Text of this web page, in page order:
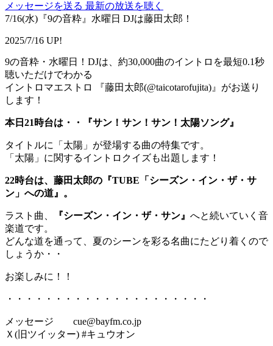
メッセージを送る 最新の放送を聴く
7/16(水)『9の音粋』水曜日 DJは藤田太郎！
2025/7/16 UP!
9の音粋・水曜日！DJは、約30,000曲のイントロを最短0.1秒
聴いただけでわかる
イントロマエストロ 『藤田太郎(@taicotarofujita)』がお送り
します！
本日21時台は・・『サン！サン！サン！太陽ソング』
タイトルに「太陽」が登場する曲の特集です。
「太陽」に関するイントロクイズも出題します！
22時台は、藤田太郎の『TUBE「シーズン・イン・ザ・サ
ン」への道』。
ラスト曲、 『シーズン・イン・ザ・サン』 へと続いていく音
楽道です。
どんな道を通って、夏のシーンを彩る名曲にたどり着くので
しょうか・・
お楽しみに！！
・・・・・・・・・・・・・・・・・・・・・
メッセージ cue@bayfm.co.jp
Ｘ(旧ツイッター) #キュウオン